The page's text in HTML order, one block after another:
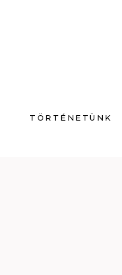
TÖRTÉNETÜNK